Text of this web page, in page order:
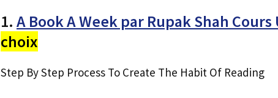
1. A Book A Week par Rupak Shah
choix
Step By Step Process To Create The Habit Of Reading